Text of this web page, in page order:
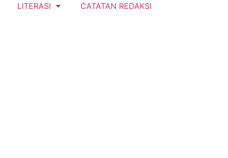
LITERASI CATATAN REDAKSI